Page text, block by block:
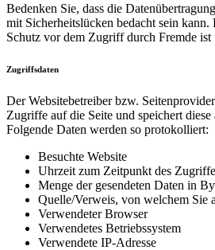
Bedenken Sie, dass die
mit Sicherheitslücken bedacht sein
Schutz vor dem Zugriff durch Fremde ist
Zugriffsdaten
Der Websitebetreiber bzw.
Zugriffe auf die Seite und speichert
Folgende Daten werden so protokolliert:
Besuchte Website
Uhrzeit zum Zeitpunkt des
Menge der gesendeten Daten in
Quelle/Verweis, von welchem Sie
Verwendeter Browser
Verwendetes Betriebssystem
Verwendete IP-Adresse